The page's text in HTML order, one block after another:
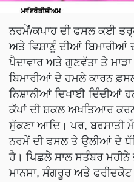
ਨਰਮੇਂ/ਕਪਾਹ ਦੀ ਫਸਲ ਕਈ
ਅਤੇ ਵਿਸ਼ਾਣੂੰ ਦੀਆਂ ਬਿਮਾਰੀਆਂ
ਪੈਦਾਵਾਰ ਅਤੇ ਗੁਣਵੱਤਾ ਤੇ
ਬਿਮਾਰੀਆਂ ਦੇ ਹਮਲੇ ਕਾਰਨ
ਨਿਸ਼ਾਨੀਆਂ ਦਿਖਾਈ ਦਿੰਦੀਆਂ
ਕੱਪਾਂ ਦੀ ਸ਼ਕਲ ਅਖਤਿਆਰ
ਸੁੱਕਣਾ ਆਦਿ। ਪਰ, ਬਰਸਾਤੀ
ਨਰਮੇਂ ਦੀ ਫਸਲ ਤੇ ਉਲੀਆਂ ਦੇ
ਹੈ। ਪਿਛਲੇ ਸਾਲ ਸਤੰਬਰ ਮਹੀਨੇ
ਮਾਨਸਾ, ਸੰਗਰੂਰ ਅਤੇ